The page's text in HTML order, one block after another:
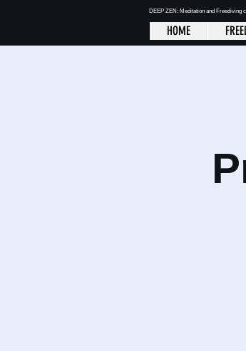
DEEP ZEN: Meditation and Freediving
HOME